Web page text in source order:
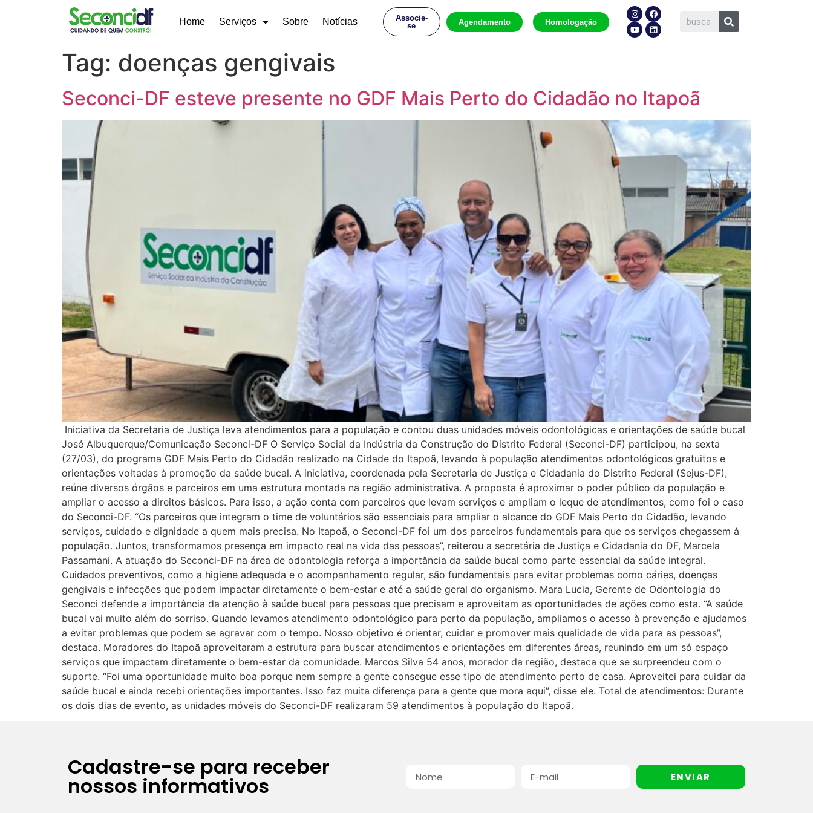
Home Serviços Sobre Notícias
Associe-
se
Agendamento Homologação
Tag: doenças gengivais
Seconci-DF esteve presente no GDF Mais Perto do Cidadão no Itapoã
Iniciativa da Secretaria de Justiça leva atendimentos para a população e contou duas unidades móveis odontológicas e orientações de saúde bucal
José Albuquerque/Comunicação Seconci-DF O Serviço Social da Indústria da Construção do Distrito Federal (Seconci-DF) participou, na sexta
(27/03), do programa GDF Mais Perto do Cidadão realizado na Cidade do Itapoã, levando à população atendimentos odontológicos gratuitos e
orientações voltadas à promoção da saúde bucal. A iniciativa, coordenada pela Secretaria de Justiça e Cidadania do Distrito Federal (Sejus-DF),
reúne diversos órgãos e parceiros em uma estrutura montada na região administrativa. A proposta é aproximar o poder público da população e
ampliar o acesso a direitos básicos. Para isso, a ação conta com parceiros que levam serviços e ampliam o leque de atendimentos, como foi o caso
do Seconci-DF. “Os parceiros que integram o time de voluntários são essenciais para ampliar o alcance do GDF Mais Perto do Cidadão, levando
serviços, cuidado e dignidade a quem mais precisa. No Itapoã, o Seconci-DF foi um dos parceiros fundamentais para que os serviços chegassem à
população. Juntos, transformamos presença em impacto real na vida das pessoas”, reiterou a secretária de Justiça e Cidadania do DF, Marcela
Passamani. A atuação do Seconci-DF na área de odontologia reforça a importância da saúde bucal como parte essencial da saúde integral.
Cuidados preventivos, como a higiene adequada e o acompanhamento regular, são fundamentais para evitar problemas como cáries, doenças
gengivais e infecções que podem impactar diretamente o bem-estar e até a saúde geral do organismo. Mara Lucia, Gerente de Odontologia do
Seconci defende a importância da atenção à saúde bucal para pessoas que precisam e aproveitam as oportunidades de ações como esta. “A saúde
bucal vai muito além do sorriso. Quando levamos atendimento odontológico para perto da população, ampliamos o acesso à prevenção e ajudamos
a evitar problemas que podem se agravar com o tempo. Nosso objetivo é orientar, cuidar e promover mais qualidade de vida para as pessoas”,
destaca. Moradores do Itapoã aproveitaram a estrutura para buscar atendimentos e orientações em diferentes áreas, reunindo em um só espaço
serviços que impactam diretamente o bem-estar da comunidade. Marcos Silva 54 anos, morador da região, destaca que se surpreendeu com o
suporte. “Foi uma oportunidade muito boa porque nem sempre a gente consegue esse tipo de atendimento perto de casa. Aproveitei para cuidar da
saúde bucal e ainda recebi orientações importantes. Isso faz muita diferença para a gente que mora aqui”, disse ele. Total de atendimentos: Durante
os dois dias de evento, as unidades móveis do Seconci-DF realizaram 59 atendimentos à população do Itapoã.
Cadastre-se para receber
nossos informativos ENVIAR